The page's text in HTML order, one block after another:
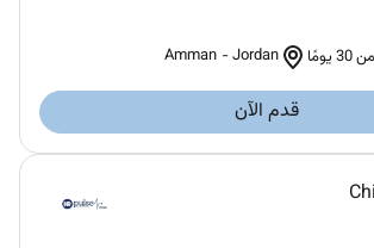
Amman -Jordan
قدم الآن